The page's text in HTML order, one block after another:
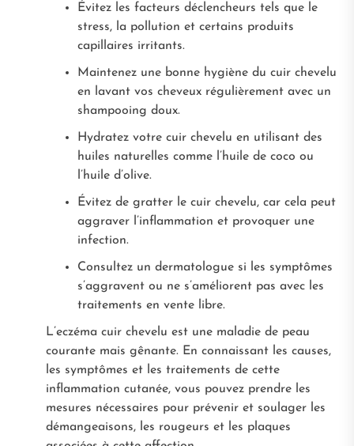
Évitez les facteurs déclencheurs tels que le
stress, la pollution et certains produits
capillaires irritants.
Maintenez une bonne hygiène du cuir chevelu
en lavant vos cheveux régulièrement avec un
shampooing doux.
Hydratez votre cuir chevelu en utilisant des
huiles naturelles comme l’huile de coco ou
l’huile d’olive.
Évitez de gratter le cuir chevelu, car cela peut
aggraver l’inflammation et provoquer une
infection.
Consultez un dermatologue si les symptômes
s’aggravent ou ne s’améliorent pas avec les
traitements en vente libre.
L’eczéma cuir chevelu est une maladie de peau
courante mais gênante. En connaissant les causes,
les symptômes et les traitements de cette
inflammation cutanée, vous pouvez prendre les
mesures nécessaires pour prévenir et soulager les
démangeaisons, les rougeurs et les plaques